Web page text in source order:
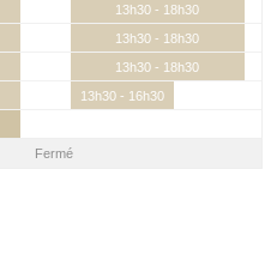
13h30 - 18h30
13h30 - 18h30
13h30 - 18h30
13h30 - 16h30
Fermé